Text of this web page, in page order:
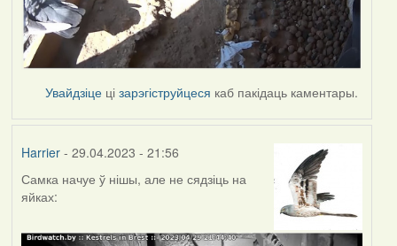
Увайдзіце цізарэгіструйцеся каб пакідаць каментары.
Harrier- 29.04.2023 - 21:56
Самка начуе ў нішы, але не сядзіць на
яйках: